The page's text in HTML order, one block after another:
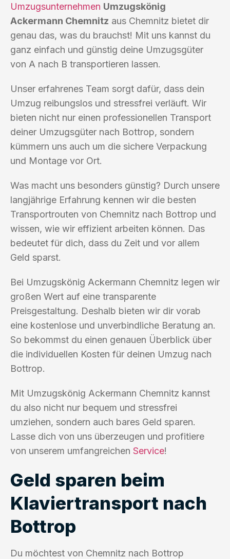
Umzugsunternehmen Umzugskönig
Ackermann Chemnitz aus Chemnitz bietet dir
genau das, was du brauchst! Mit uns kannst du
ganz einfach und günstig deine Umzugsgüter
von A nach B transportieren lassen.
Unser erfahrenes Team sorgt dafür, dass dein
Umzug reibungslos und stressfrei verläuft. Wir
bieten nicht nur einen professionellen Transport
deiner Umzugsgüter nach Bottrop, sondern
kümmern uns auch um die sichere Verpackung
und Montage vor Ort.
Was macht uns besonders günstig? Durch unsere
langjährige Erfahrung kennen wir die besten
Transportrouten von Chemnitz nach Bottrop und
wissen, wie wir effizient arbeiten können. Das
bedeutet für dich, dass du Zeit und vor allem
Geld sparst.
Bei Umzugskönig Ackermann Chemnitz legen wir
großen Wert auf eine transparente
Preisgestaltung. Deshalb bieten wir dir vorab
eine kostenlose und unverbindliche Beratung an.
So bekommst du einen genauen Überblick über
die individuellen Kosten für deinen Umzug nach
Bottrop.
Mit Umzugskönig Ackermann Chemnitz kannst
du also nicht nur bequem und stressfrei
umziehen, sondern auch bares Geld sparen.
Lasse dich von uns überzeugen und profitiere
von unserem umfangreichen Service!
Geld sparen beim
Klaviertransport nach
Bottrop
Du möchtest von Chemnitz nach Bottrop